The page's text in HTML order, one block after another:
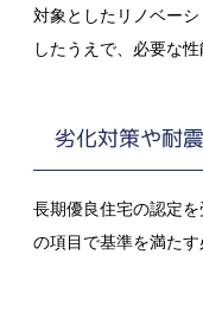
対象としたリノベー
したうえで、必要な
劣化対策や耐
長期優良住宅の認定
の項目で基準を満たす